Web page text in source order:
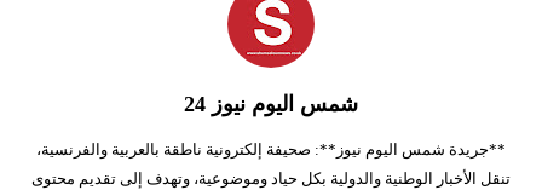
شمس اليوم نيوز 24
**جريدة شمس اليوم نيوز**: صحيفة إلكترونية ناطقة بالعربية والفرنسية،
تنقل الأخبار الوطنية والدولية بكل حياد وموضوعية، وتهدف إلى تقديم محتوى